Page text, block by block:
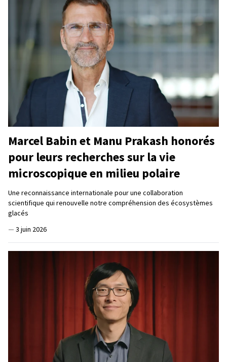
Marcel Babin et Manu Prakash honorés
pour leurs recherches sur la vie
microscopique en milieu polaire
Une reconnaissance internationale pour une collaboration
scientifique qui renouvelle notre compréhension des écosystèmes
glacés
— 3 juin 2026